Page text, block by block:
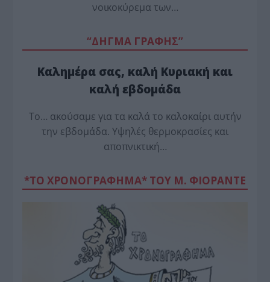
νοικοκύρεμα των…
“ΔΗΓΜΑ ΓΡΑΦΗΣ”
Καλημέρα σας, καλή Κυριακή και
καλή εβδομάδα
Το… ακούσαμε για τα καλά το καλοκαίρι αυτήν
την εβδομάδα. Υψηλές θερμοκρασίες και
αποπνικτική…
*ΤΟ ΧΡΟΝΟΓΡΑΦΗΜΑ* ΤΟΥ Μ. ΦΙΟΡΆΝΤΕ